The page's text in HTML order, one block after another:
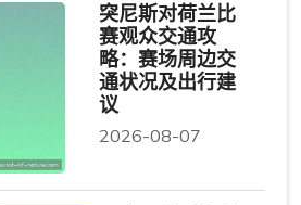
突尼斯对荷兰比
赛观众交通攻
略：赛场周边交
通状况及出行建
议
2026-08-07